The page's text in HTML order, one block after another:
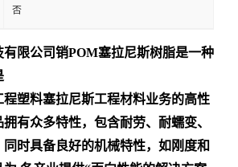
否
有限公司销POM塞拉尼斯树脂是一种
程塑料塞拉尼斯工程材料业务的高性
有众多特性，包含耐劳、耐蠕变、
时具备良好的机械特性，如刚度和